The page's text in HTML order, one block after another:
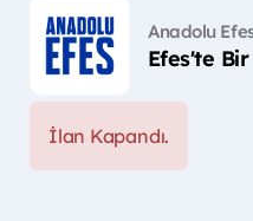
Anadolu
Efes'te Bir
İlan Kapandı.